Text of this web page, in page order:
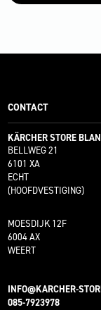
CONTACT
KÄRCHER STORE
BELLWEG 21
6101 XA
ECHT
(HOOFDVESTIGING)
MOESDIJK 12F
6004 AX
WEERT
INFO@KARCHER-
085-7923978